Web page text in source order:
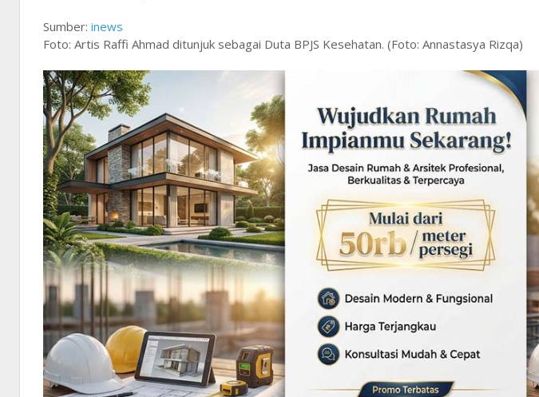
Sumber: inews
Foto: Artis Raffi Ahmad ditunjuk sebagai Duta BPJS Kesehatan. (Foto: Annastasya Rizqa)